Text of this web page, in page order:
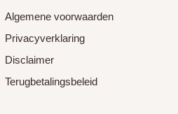
Algemene voorwaarden
Privacyverklaring
Disclaimer
Terugbetalingsbeleid